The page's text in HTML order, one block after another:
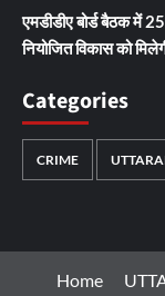
एमडीडीए बोर्ड बैठक में
नियोजित विकास को
Categories
CRIME
Home